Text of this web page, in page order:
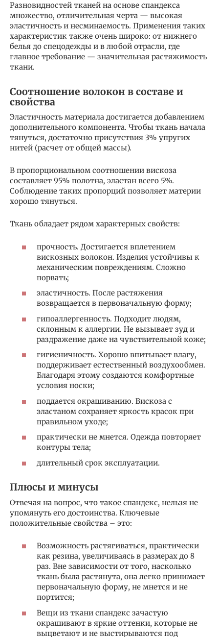
Разновидностей тканей на основе спандекса
множество, отличительная черта — высокая
эластичность и несминаемость. Применения таких
характеристик также очень широко: от нижнего
белья до спецодежды и в любой отрасли, где
главное требование — значительная растяжимость
ткани.
Соотношение волокон в составе и
свойства
Эластичность материала достигается добавлением
дополнительного компонента. Чтобы ткань начала
тянуться, достаточно присутствия 3% упругих
нитей (расчет от общей массы).
В пропорциональном соотношении вискоза
составляет 95% полотна, эластан всего 5%.
Соблюдение таких пропорций позволяет материи
хорошо тянуться.
Ткань обладает рядом характерных свойств:
прочность. Достигается вплетением
вискозных волокон. Изделия устойчивы к
механическим повреждениям. Сложно
порвать;
эластичность. После растяжения
возвращается в первоначальную форму;
гипоаллергенность. Подходит людям,
склонным к аллергии. Не вызывает зуд и
раздражение даже на чувствительной коже;
гигиеничность. Хорошо впитывает влагу,
поддерживает естественный воздухообмен.
Благодаря этому создаются комфортные
условия носки;
поддается окрашиванию. Вискоза с
эластаном сохраняет яркость красок при
правильном уходе;
практически не мнется. Одежда повторяет
контуры тела;
длительный срок эксплуатации.
Плюсы и минусы
Отвечая на вопрос, что такое спандекс, нельзя не
упомянуть его достоинства. Ключевые
положительные свойства – это:
Возможность растягиваться, практически
как резина, увеличиваясь в размерах до 8
раз. Вне зависимости от того, насколько
ткань была растянута, она легко принимает
первоначальную форму, не мнется и не
портится;
Вещи из ткани спандекс зачастую
окрашивают в яркие оттенки, которые не
выцветают и не выстирываются под